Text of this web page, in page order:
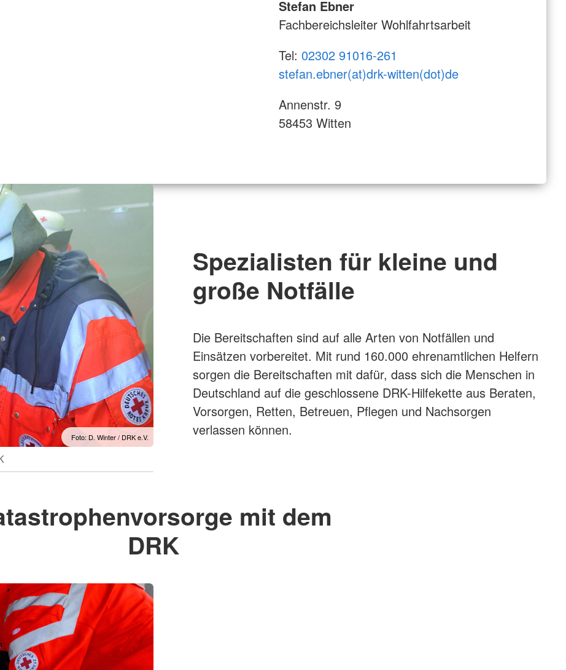
Stefan Ebner
Fachbereichsleiter Wohlfahrtsarbeit
Tel: 02302 91016-261
stefan.ebner(at)drk-witten(dot)de
Annenstr. 9
58453 Witten
Foto: D. Winter / DRK e.V.
Spezialisten für kleine und
große Notfälle
Die Bereitschaften sind auf alle Arten von Notfällen und
Einsätzen vorbereitet. Mit rund 160.000 ehrenamtlichen Helfern
sorgen die Bereitschaften mit dafür, dass sich die Menschen in
Deutschland auf die geschlossene DRK-Hilfekette aus Beraten,
Vorsorgen, Retten, Betreuen, Pflegen und Nachsorgen
verlassen können.
mit dem
DRK